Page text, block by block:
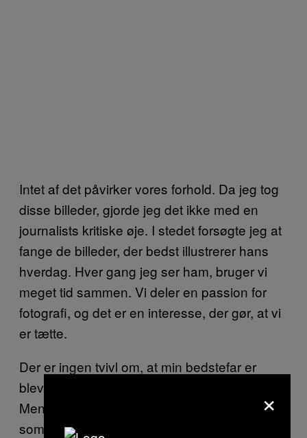
Intet af det påvirker vores forhold. Da jeg tog
disse billeder, gjorde jeg det ikke med en
journalists kritiske øje. I stedet forsøgte jeg at
fange de billeder, der bedst illustrerer hans
hverdag. Hver gang jeg ser ham, bruger vi
meget tid sammen. Vi deler en passion for
fotografi, og det er en interesse, der gør, at vi
er tætte.
Der er ingen tvivl om, at min bedstefar er
blevet bitter. Hvem er ikke det som 59-årig?
Men han er også en person, jeg ser op til, og
som en gang fortalte mig, at der kun var én
×